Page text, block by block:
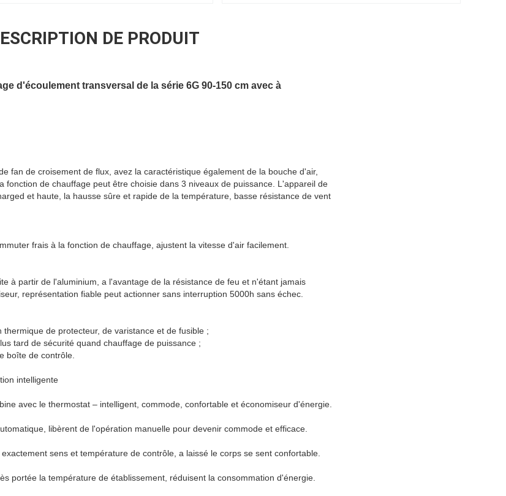
DE PRODUIT
d'écoulement transversal de la série 6G 90-150 cm avec à
fan de croisement de flux, avez la caractéristique également de la bouche d'air,
fonction de chauffage peut être choisie dans 3 niveaux de puissance. L'appareil de
et haute, la hausse sûre et rapide de la température, basse résistance de vent
frais à la fonction de chauffage, ajustent la vitesse d'air facilement.
à partir de l'aluminium, a l'avantage de la résistance de feu et n'étant jamais
représentation fiable peut actionner sans interruption 5000h sans échec.
de protecteur, de varistance et de fusible ;
tard de sécurité quand chauffage de puissance ;
boîte de contrôle.
intelligente
avec le thermostat – intelligent, commode, confortable et économiseur d'énergie.
libèrent de l'opération manuelle pour devenir commode et efficace.
sens et température de contrôle, a laissé le corps se sent confortable.
portée la température de établissement, réduisent la consommation d'énergie.